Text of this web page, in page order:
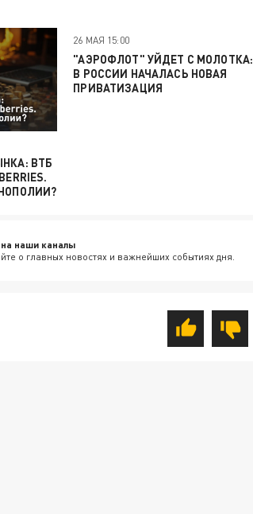
ВТБ
26 МАЯ 15:00
"АЭРОФЛОТ" УЙДЕТ С МОЛОТКА:
В РОССИИ НАЧАЛАСЬ НОВАЯ
ПРИВАТИЗАЦИЯ
наши каналы
о главных новостях и важнейших событиях дня.